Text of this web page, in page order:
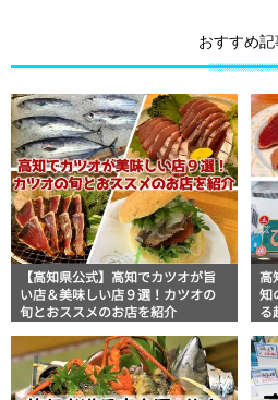
おすすめ記
【高知県公式】高知でカツオが旨
い店＆美味しい店９選！カツオの
旬とおススメのお店を紹介
高
知
る